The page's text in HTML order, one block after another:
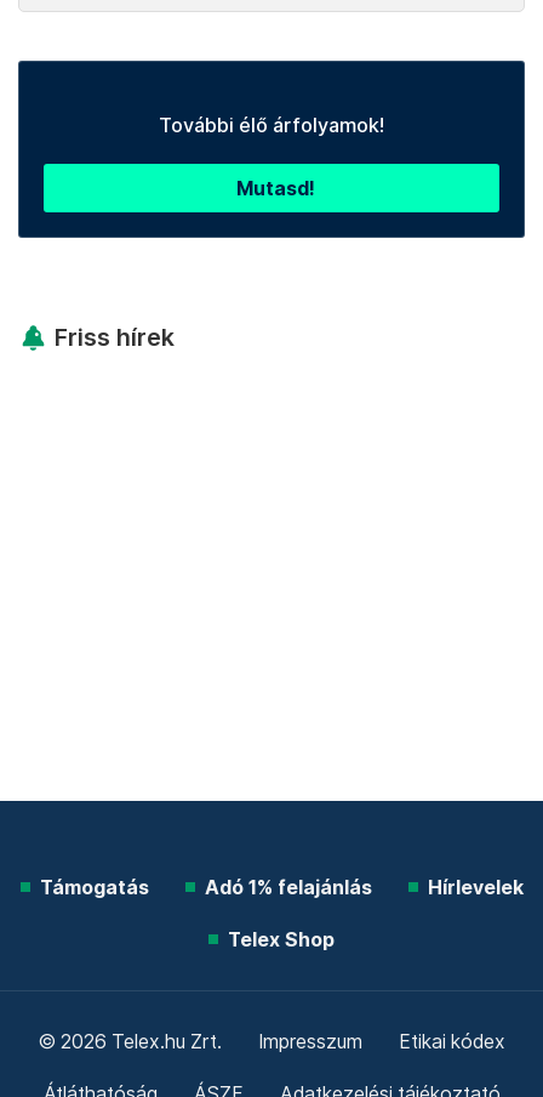
További élő árfolyamok!
Mutasd!
Friss hírek
Támogatás Adó 1% felajánlás Hírlevelek
Telex Shop
© 2026 Telex.hu Zrt. Impresszum Etikai kódex